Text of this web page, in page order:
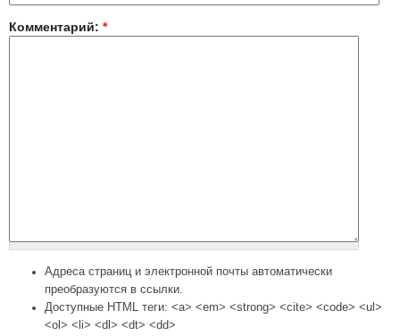
Комментарий: *
Адреса страниц и электронной почты автоматически
преобразуются в ссылки.
Доступные HTML теги: <a> <em> <strong> <cite> <code> <ul>
<ol> <li> <dl> <dt> <dd>